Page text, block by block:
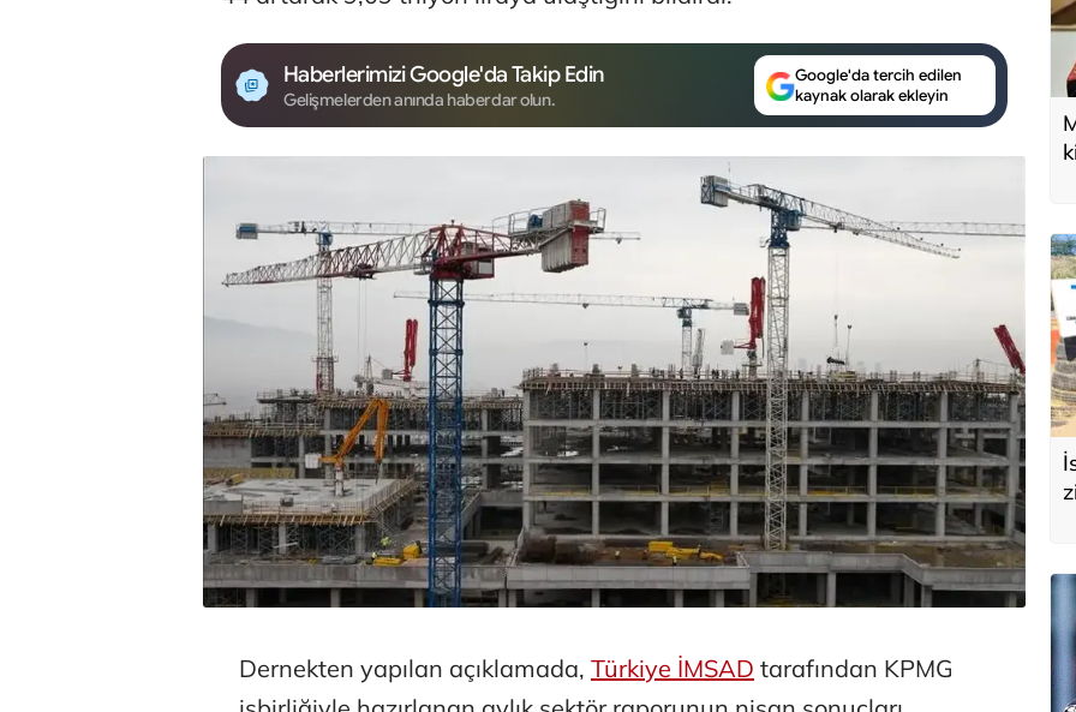
Haberlerimizi Google'da Takip Edin
Gelişmelerden anında haberdar olun.
Google'da tercih edilen
kaynak olarak ekleyin
Dernekten yapılan açıklamada, Türkiye İMSAD tarafından KPMG